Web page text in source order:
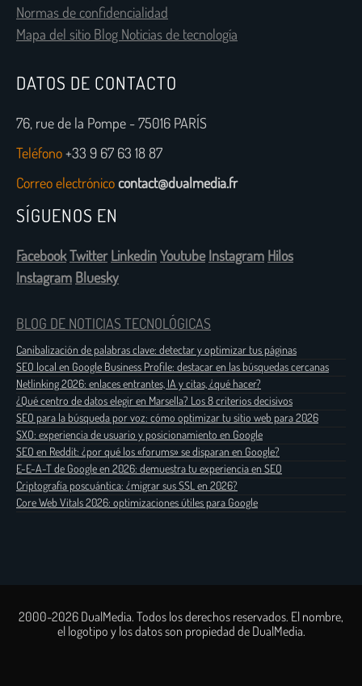
Normas de confidencialidad
Mapa del sitio Blog Noticias de tecnología
DATOS DE CONTACTO
76, rue de la Pompe - 75016 PARÍS
Teléfono+33 9 67 63 18 87
Correo electrónicocontact@dualmedia.fr
SÍGUENOS EN
FacebookTwitter LinkedinYoutube Instagram Hilos
Instagram Bluesky
BLOG DE NOTICIAS TECNOLÓGICAS
Canibalización de palabras clave: detectar y optimizar tus páginas
SEO local en Google Business Profile: destacar en las búsquedas cercanas
Netlinking 2026: enlaces entrantes, IA y citas, ¿qué hacer?
¿Qué centro de datos elegir en Marsella? Los 8 criterios decisivos
SEO para la búsqueda por voz: cómo optimizar tu sitio web para 2026
SXO: experiencia de usuario y posicionamiento en Google
SEO en Reddit: ¿por qué los «forums» se disparan en Google?
E-E-A-T de Google en 2026: demuestra tu experiencia en SEO
Criptografía poscuántica: ¿migrar sus SSL en 2026?
Core Web Vitals 2026: optimizaciones útiles para Google
2000-2026 DualMedia. Todos los derechos reservados. El nombre,
el logotipo y los datos son propiedad de DualMedia.